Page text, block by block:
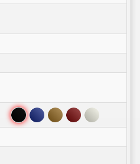
Đen Xanh Nâu Đỏ Trắng